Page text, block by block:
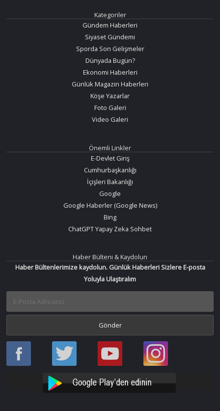
Kategoriler
Gündem Haberleri
Siyaset Gündemi
Sporda Son Gelişmeler
Dünyada Bugün?
Ekonomi Haberleri
Günlük Magazin Haberleri
Köşe Yazarlar
Foto Galeri
Video Galeri
Önemli Linkler
E-Devlet Giriş
Cumhurbaşkanlığı
İçişleri Bakanlığı
Google
Google Haberler (Google News)
Bing
ChatGPT Yapay Zeka Sohbet
Haber Bülteni & Kaydolun
Haber Bültenlerimize kaydolun. Günlük Haberleri Sizlere E-posta
Yoluyla Ulaştıralım
Haber
Oku
Haber
Oku
Bir
Haber
YouTube
Bir
Haber
Instagram